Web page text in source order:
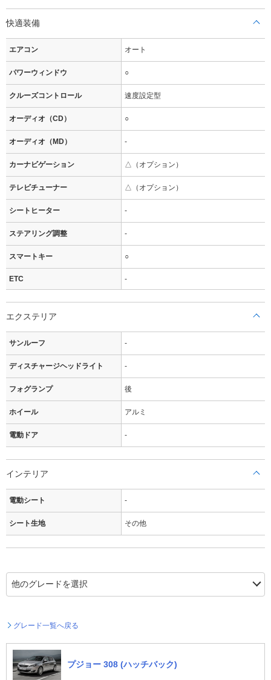
快適装備
エアコン オート
パワーウィンドウ ○
クルーズコントロール 速度設定型
オーディオ（CD） ○
オーディオ（MD） -
カーナビゲーション △（オプション）
テレビチューナー △（オプション）
シートヒーター -
ステアリング調整 -
スマートキー ○
ETC -
エクステリア
サンルーフ -
ディスチャージヘッドライト -
フォグランプ 後
ホイール アルミ
電動ドア -
インテリア
電動シート -
シート生地 その他
グレード一覧へ戻る
プジョー 308 (ハッチバック)